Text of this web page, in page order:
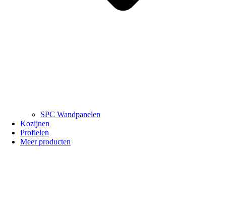
SPC Wandpanelen
Kozijnen
Profielen
Meer producten